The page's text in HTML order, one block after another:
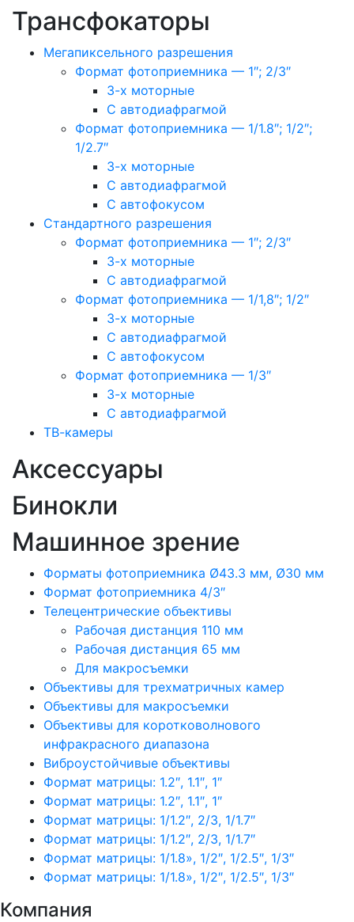
Трансфокаторы
Мегапиксельного разрешения
Формат фотоприемника — 1″; 2/3″
3-х моторные
С автодиафрагмой
Формат фотоприемника — 1/1.8″; 1/2″;
1/2.7″
3-х моторные
С автодиафрагмой
С автофокусом
Стандартного разрешения
Формат фотоприемника — 1″; 2/3″
3-х моторные
С автодиафрагмой
Формат фотоприемника — 1/1,8″; 1/2″
3-х моторные
С автодиафрагмой
С автофокусом
Формат фотоприемника — 1/3″
3-х моторные
С автодиафрагмой
ТВ-камеры
Аксессуары
Бинокли
Машинное зрение
Форматы фотоприемника Ø43.3 мм, Ø30 мм
Формат фотоприемника 4/3″
Телецентрические объективы
Рабочая дистанция 110 мм
Рабочая дистанция 65 мм
Для макросъемки
Объективы для трехматричных камер
Объективы для макросъемки
Объективы для коротковолнового
инфракрасного диапазона
Виброустойчивые объективы
Формат матрицы: 1.2″, 1.1″, 1″
Формат матрицы: 1.2″, 1.1″, 1″
Формат матрицы: 1/1.2″, 2/3, 1/1.7″
Формат матрицы: 1/1.2″, 2/3, 1/1.7″
Формат матрицы: 1/1.8», 1/2″, 1/2.5″, 1/3″
Формат матрицы: 1/1.8», 1/2″, 1/2.5″, 1/3″
Компания